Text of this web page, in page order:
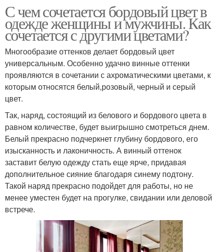
С чем сочетается бордовый цвет в
одежде женщины и мужчины. Как
сочетается с другими цветами?
Многообразие оттенков делает бордовый цвет
универсальным. Особенно удачно винные оттенки
проявляются в сочетании с ахроматическими цветами, к
которым относятся белый,розовый, черный и серый
цвет.
Так, наряд, состоящий из белового и бордового цвета в
равном количестве, будет выигрышно смотреться днем.
Белый прекрасно подчеркнет глубину бордового, его
изысканность и лаконичность. А винный оттенок
заставит белую одежду стать еще ярче, придавая
дополнительное сияние благодаря синему подтону.
Такой наряд прекрасно подойдет для работы, но не
менее уместен будет на прогулке, свидании или деловой
встрече.